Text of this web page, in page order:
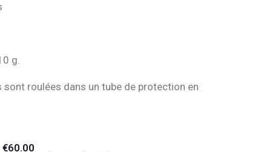
g.
sont roulées dans un tube de protection en
€60.00